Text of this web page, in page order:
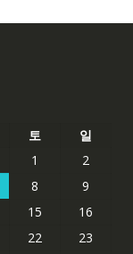
토
일
1
2
8
9
15
16
22
23